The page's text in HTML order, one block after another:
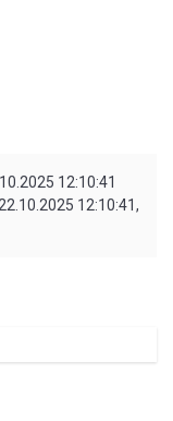
12:10:41
12:10:41,